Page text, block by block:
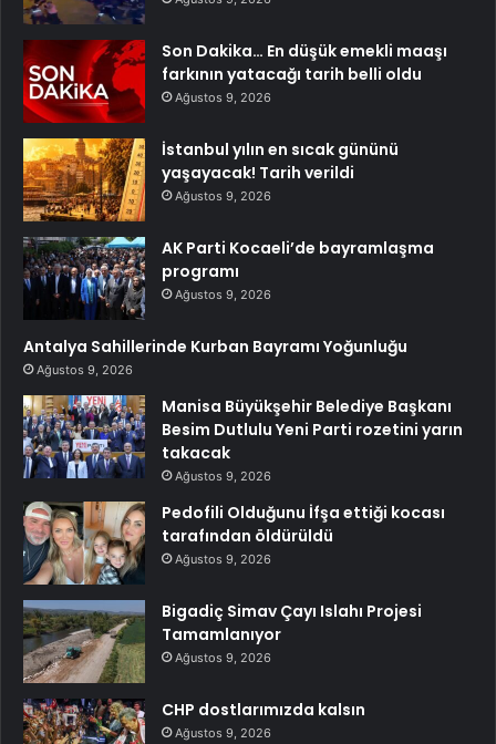
Son Dakika… En düşük emekli maaşı
farkının yatacağı tarih belli oldu
Ağustos 9, 2026
İstanbul yılın en sıcak gününü
yaşayacak! Tarih verildi
Ağustos 9, 2026
AK Parti Kocaeli’de bayramlaşma
programı
Ağustos 9, 2026
Antalya Sahillerinde Kurban Bayramı Yoğunluğu
Ağustos 9, 2026
Manisa Büyükşehir Belediye Başkanı
Besim Dutlulu Yeni Parti rozetini yarın
takacak
Ağustos 9, 2026
Pedofili Olduğunu İfşa ettiği kocası
tarafından öldürüldü
Ağustos 9, 2026
Bigadiç Simav Çayı Islahı Projesi
Tamamlanıyor
Ağustos 9, 2026
CHP dostlarımızda kalsın
Ağustos 9, 2026